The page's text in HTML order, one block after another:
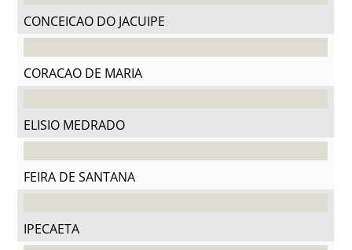
CONCEICAO DO JACUIPE
CORACAO DE MARIA
ELISIO MEDRADO
FEIRA DE SANTANA
IPECAETA